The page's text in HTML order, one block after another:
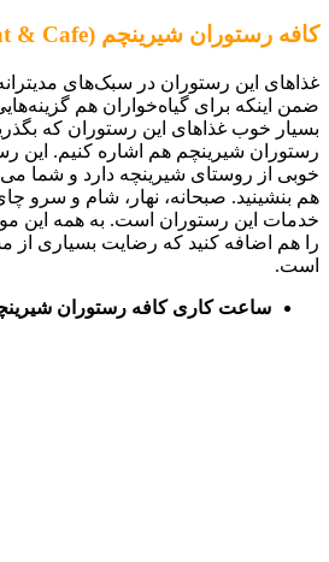
کافه رستوران شیرینچم (Şirincem Restaurant & Cafe)
غذاهای این رستوران در سبک‌های
ضمن اینکه برای گیاه‌خواران هم
بسیار خوب غذاهای این رستوران که
رستوران شیرینچم هم اشاره کنیم. این
خوبی از روستای شیرینچه دارد و شما
هم بنشینید. صبحانه، نهار، شام و سرو
خدمات این رستوران است. به همه این
را هم اضافه کنید که رضایت بسیاری از
است.
ساعت کاری کافه رستوران